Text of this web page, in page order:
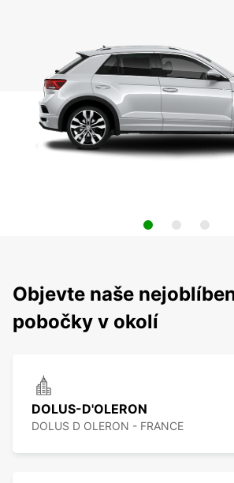
Objevte naše
pobočky v okolí
DOLUS-D'OLERON
DOLUS D OLERON - FRANCE